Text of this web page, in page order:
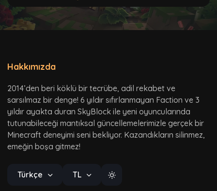
Hakkımızda
2014’den beri köklü bir tecrübe, adil rekabet ve
sarsılmaz bir denge! 6 yıldır sıfırlanmayan Faction ve 3
yıldır ayakta duran SkyBlock ile yeni oyuncularında
tutunabileceği mantıksal güncellemelerimizle gerçek bir
Minecraft deneyimi seni bekliyor. Kazandıkların silinmez,
emeğin boşa gitmez!
Türkçe TL